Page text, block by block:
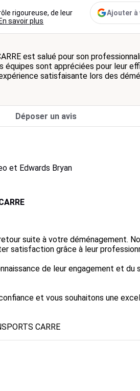
rigoureuse, de leur
En savoir plus
Ajouter à
est salué pour son
équipes sont appréciées pour leur
satisfaisante lors des
Déposer un avis
et Edwards Bryan
suite à votre déménagement.
satisfaction grâce à leur
de leur engagement et du
et vous souhaitons une
CARRE